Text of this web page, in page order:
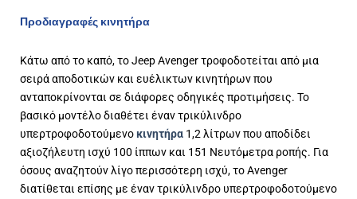
Προδιαγραφές κινητήρα
Κάτω από το καπό, το Jeep Avenger τροφοδοτείται από μια
σειρά αποδοτικών και ευέλικτων κινητήρων που
ανταποκρίνονται σε διάφορες οδηγικές προτιμήσεις. Το
βασικό μοντέλο διαθέτει έναν τρικύλινδρο
υπερτροφοδοτούμενο κινητήρα 1,2 λίτρων που αποδίδει
αξιοζήλευτη ισχύ 100 ίππων και 151 Νευτόμετρα ροπής. Για
όσους αναζητούν λίγο περισσότερη ισχύ, το Avenger
διατίθεται επίσης με έναν τρικύλινδρο υπερτροφοδοτούμενο